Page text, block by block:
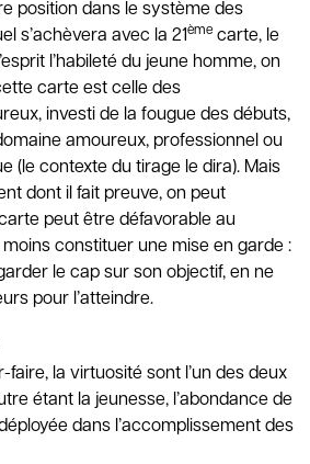
position dans le système des
s’achèvera avec la 21ème carte, le
l’habileté du jeune homme, on
carte est celle des
investi de la fougue des débuts,
amoureux, professionnel ou
(le contexte du tirage le dira). Mais
dont il fait preuve, on peut
peut être défavorable au
constituer une mise en garde :
le cap sur son objectif, en ne
pour l’atteindre.
faire, la virtuosité sont l’un des deux
étant la jeunesse, l’abondance de
dans l’accomplissement des